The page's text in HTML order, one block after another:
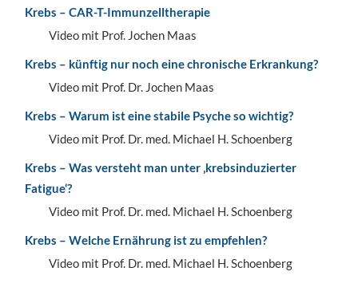
Krebs – CAR-T-Immunzelltherapie
Video mit Prof. Jochen Maas
Krebs – künftig nur noch eine chronische Erkrankung?
Video mit Prof. Dr. Jochen Maas
Krebs – Warum ist eine stabile Psyche so wichtig?
Video mit Prof. Dr. med. Michael H. Schoenberg
Krebs – Was versteht man unter ‚krebsinduzierter
Fatigue‘?
Video mit Prof. Dr. med. Michael H. Schoenberg
Krebs – Welche Ernährung ist zu empfehlen?
Video mit Prof. Dr. med. Michael H. Schoenberg